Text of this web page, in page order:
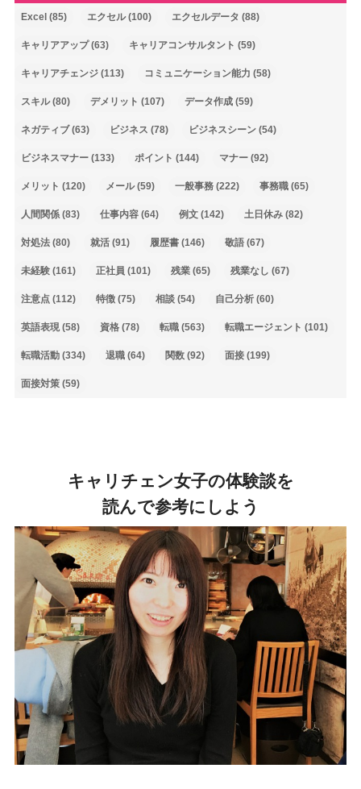
Excel (85) エクセル(100) エクセルデータ (88)
キャリアアップ(63) キャリアコンサルタント (59)
キャリアチェンジ(113) コミュニケーション能力 (58)
スキル(80) デメリット (107) データ作成(59)
ネガティブ(63) ビジネス (78) ビジネスシーン(54)
ビジネスマナー(133) ポイント (144) マナー(92)
メリット (120) メール(59) 一般事務(222) 事務職(65)
人間関係(83) 仕事内容(64) 例文(142) 土日休み(82)
対処法(80) 就活(91) 履歴書(146) 敬語(67)
未経験(161) 正社員 (101) 残業(65) 残業なし (67)
注意点(112) 特徴(75) 相談(54) 自己分析(60)
英語表現(58) 資格(78) 転職(563) 転職エージェント (101)
転職活動(334) 退職(64) 関数(92) 面接(199)
面接対策(59)
キャリチェン女子の体験談を
読んで参考にしよう